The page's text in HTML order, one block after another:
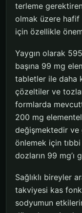
terleme
olmak üzere hafif
için özellikle
Yaygın olarak
başına 99 mg
tabletler ile daha
çözeltiler ve
formlarda
200 mg
değişmektedir ve
önlemek için
dozların 99
Sağlıklı bireyler
takviyesi kas
sodyumun